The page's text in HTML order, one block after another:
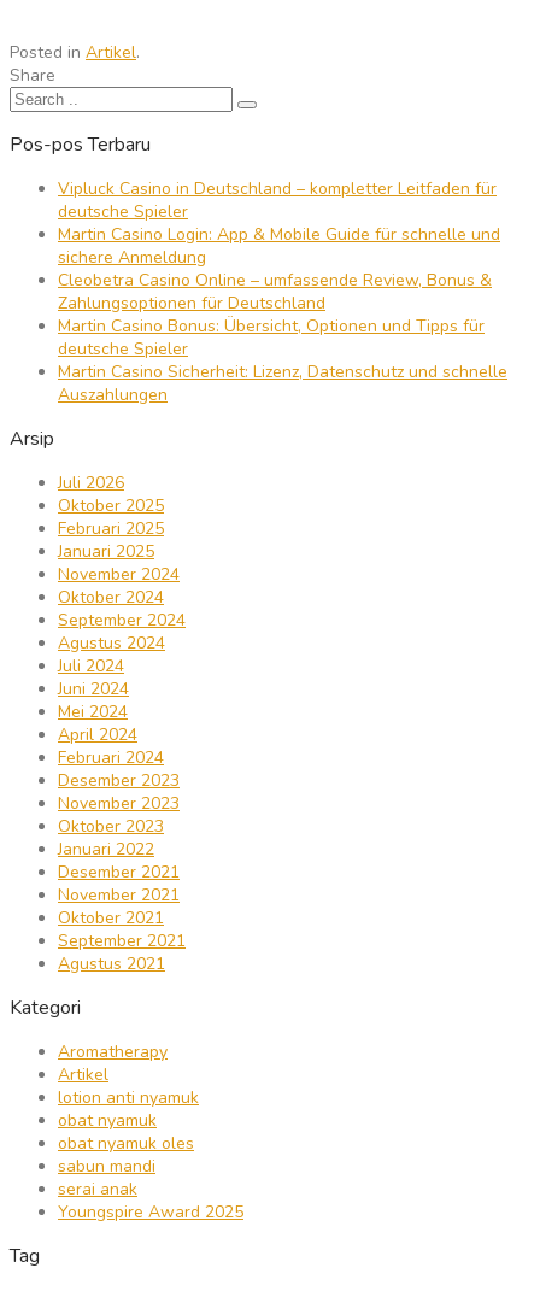
Posted in Artikel.
Share
Pos-pos Terbaru
Vipluck Casino in Deutschland – kompletter Leitfaden für
deutsche Spieler
Martin Casino Login: App & Mobile Guide für schnelle und
sichere Anmeldung
Cleobetra Casino Online – umfassende Review, Bonus &
Zahlungsoptionen für Deutschland
Martin Casino Bonus: Übersicht, Optionen und Tipps für
deutsche Spieler
Martin Casino Sicherheit: Lizenz, Datenschutz und schnelle
Auszahlungen
Arsip
Juli 2026
Oktober 2025
Februari 2025
Januari 2025
November 2024
Oktober 2024
September 2024
Agustus 2024
Juli 2024
Juni 2024
Mei 2024
April 2024
Februari 2024
Desember 2023
November 2023
Oktober 2023
Januari 2022
Desember 2021
November 2021
Oktober 2021
September 2021
Agustus 2021
Kategori
Aromatherapy
Artikel
lotion anti nyamuk
obat nyamuk
obat nyamuk oles
sabun mandi
serai anak
Youngspire Award 2025
Tag